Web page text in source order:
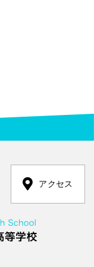
アクセス